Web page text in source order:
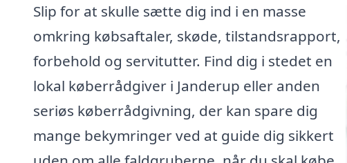
Slip for at skulle sætte dig ind i en masse
omkring købsaftaler, skøde, tilstandsrapport,
forbehold og servitutter. Find dig i stedet en
lokal køberrådgiver i Janderup eller anden
seriøs køberrådgivning, der kan spare dig
mange bekymringer ved at guide dig sikkert